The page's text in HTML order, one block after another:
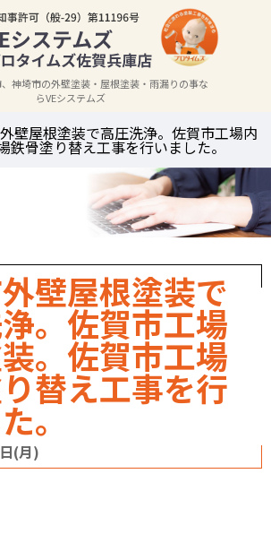
神埼市の外壁塗装・屋根塗装・雨漏りの事な
らVEシステムズ
壁屋根塗装で高圧洗浄。佐賀市工場内
鉄骨塗り替え工事を行いました。
壁屋根塗装で
。佐賀市工場
。佐賀市工場
替え工事を行
。
(月)